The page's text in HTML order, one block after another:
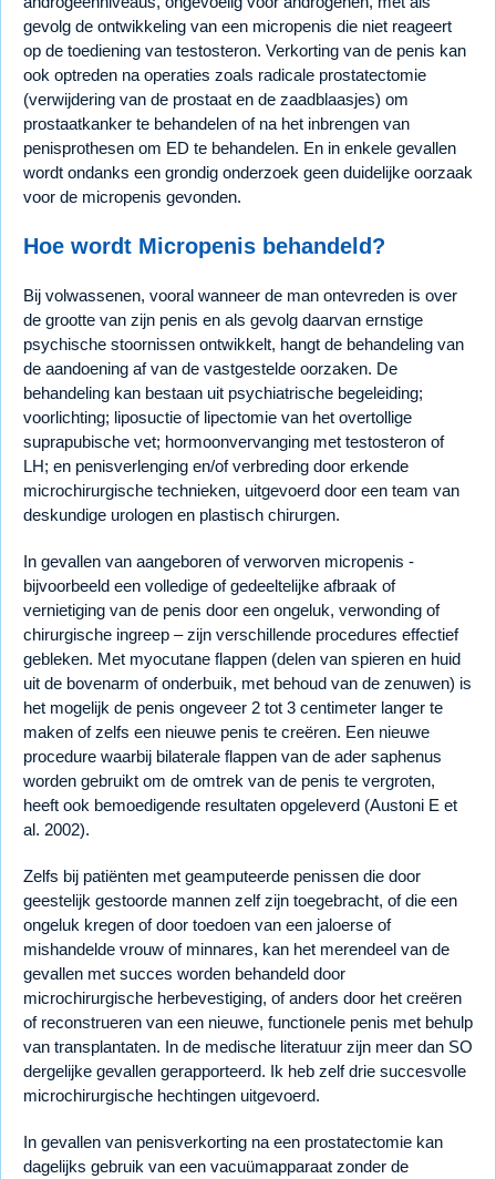
gevolg de ontwikkeling van een micropenis die niet reageert
op de toediening van testosteron. Verkorting van de penis kan
ook optreden na operaties zoals radicale prostatectomie
(verwijdering van de prostaat en de zaadblaasjes) om
prostaatkanker te behandelen of na het inbrengen van
penisprothesen om ED te behandelen. En in enkele gevallen
wordt ondanks een grondig onderzoek geen duidelijke oorzaak
voor de micropenis gevonden.
Hoe wordt Micropenis behandeld?
Bij volwassenen, vooral wanneer de man ontevreden is over
de grootte van zijn penis en als gevolg daarvan ernstige
psychische stoornissen ontwikkelt, hangt de behandeling van
de aandoening af van de vastgestelde oorzaken. De
behandeling kan bestaan uit psychiatrische begeleiding;
voorlichting; liposuctie of lipectomie van het overtollige
suprapubische vet; hormoonvervanging met testosteron of
LH; en penisverlenging en/of verbreding door erkende
microchirurgische technieken, uitgevoerd door een team van
deskundige urologen en plastisch chirurgen.
In gevallen van aangeboren of verworven micropenis -
bijvoorbeeld een volledige of gedeeltelijke afbraak of
vernietiging van de penis door een ongeluk, verwonding of
chirurgische ingreep – zijn verschillende procedures effectief
gebleken. Met myocutane flappen (delen van spieren en huid
uit de bovenarm of onderbuik, met behoud van de zenuwen) is
het mogelijk de penis ongeveer 2 tot 3 centimeter langer te
maken of zelfs een nieuwe penis te creëren. Een nieuwe
procedure waarbij bilaterale flappen van de ader saphenus
worden gebruikt om de omtrek van de penis te vergroten,
heeft ook bemoedigende resultaten opgeleverd (Austoni E et
al. 2002).
Zelfs bij patiënten met geamputeerde penissen die door
geestelijk gestoorde mannen zelf zijn toegebracht, of die een
ongeluk kregen of door toedoen van een jaloerse of
mishandelde vrouw of minnares, kan het merendeel van de
gevallen met succes worden behandeld door
microchirurgische herbevestiging, of anders door het creëren
of reconstrueren van een nieuwe, functionele penis met behulp
van transplantaten. In de medische literatuur zijn meer dan SO
dergelijke gevallen gerapporteerd. Ik heb zelf drie succesvolle
microchirurgische hechtingen uitgevoerd.
In gevallen van penisverkorting na een prostatectomie kan
dagelijks gebruik van een vacuümapparaat zonder de